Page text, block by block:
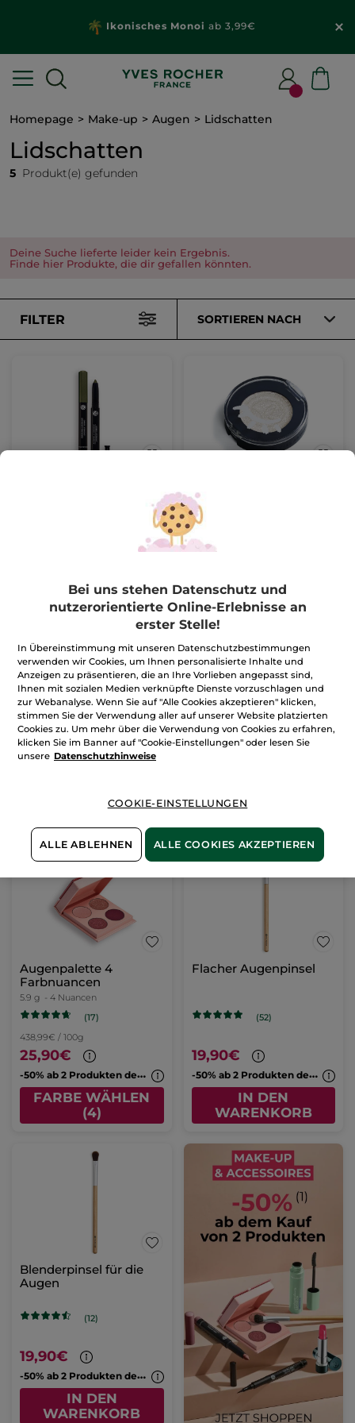
Ikonisches Monoi ab 3,99€
Homepage Make-up Augen Lidschatten
Lidschatten
5 Produkt(e) gefunden
Deine Suche lieferte leider kein Ergebnis.
Finde hier Produkte, die dir gefallen könnten.
FILTER SORTIEREN NACH
-
50% ab 2 Produkten deiner Wahl
FARBE WÄHLEN
Dose
784,22€ / 100g
FARBE WÄHLEN
Augenpalette 4
Farbnuancen
5.9 g - 4 Nuancen
(17)
438,99€ / 100g
25,90€
-
50% ab 2 Produkten deiner Wahl
FARBE WÄHLEN
(4)
Flacher Augenpinsel
(52)
19,90€
-
50% ab 2 Produkten deiner Wahl
IN DEN
WARENKORB
Blenderpinsel für die
Augen
(12)
19,90€
-
50% ab 2 Produkten deiner Wahl
IN DEN
WARENKORB
Bei uns stehen Datenschutz und
nutzerorientierte Online-Erlebnisse an
erster Stelle!
In Übereinstimmung mit unseren Datenschutzbestimmungen
verwenden wir Cookies, um Ihnen personalisierte Inhalte und
Anzeigen zu präsentieren, die an Ihre Vorlieben angepasst sind,
Ihnen mit sozialen Medien verknüpfte Dienste vorzuschlagen und
zur Webanalyse. Wenn Sie auf "Alle Cookies akzeptieren" klicken,
stimmen Sie der Verwendung aller auf unserer Website platzierten
Cookies zu. Um mehr über die Verwendung von Cookies zu erfahren,
klicken Sie im Banner auf "Cookie-Einstellungen" oder lesen Sie
unsere Datenschutzhinweise
COOKIE-EINSTELLUNGEN
ALLE ABLEHNEN ALLE COOKIES AKZEPTIEREN